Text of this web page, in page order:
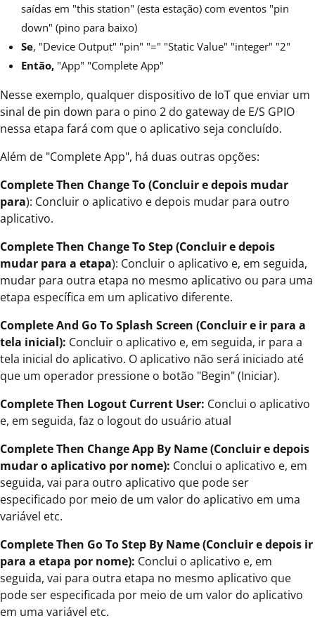
saídas em "this station" (esta estação) com eventos "pin
down" (pino para baixo)
Se, "Device Output" "pin" "=" "Static Value" "integer" "2"
Então, "App" "Complete App"
Nesse exemplo, qualquer dispositivo de IoT que enviar um
sinal de pin down para o pino 2 do gateway de E/S GPIO
nessa etapa fará com que o aplicativo seja concluído.
Além de "Complete App", há duas outras opções:
Complete Then Change To (Concluir e depois mudar
para): Concluir o aplicativo e depois mudar para outro
aplicativo.
Complete Then Change To Step (Concluir e depois
mudar para a etapa): Concluir o aplicativo e, em seguida,
mudar para outra etapa no mesmo aplicativo ou para uma
etapa específica em um aplicativo diferente.
Complete And Go To Splash Screen (Concluir e ir para a
tela inicial): Concluir o aplicativo e, em seguida, ir para a
tela inicial do aplicativo. O aplicativo não será iniciado até
que um operador pressione o botão "Begin" (Iniciar).
Complete Then Logout Current User: Conclui o aplicativo
e, em seguida, faz o logout do usuário atual
Complete Then Change App By Name (Concluir e depois
mudar o aplicativo por nome): Conclui o aplicativo e, em
seguida, vai para outro aplicativo que pode ser
especificado por meio de um valor do aplicativo em uma
variável etc.
Complete Then Go To Step By Name (Concluir e depois ir
para a etapa por nome): Conclui o aplicativo e, em
seguida, vai para outra etapa no mesmo aplicativo que
pode ser especificada por meio de um valor do aplicativo
em uma variável etc.